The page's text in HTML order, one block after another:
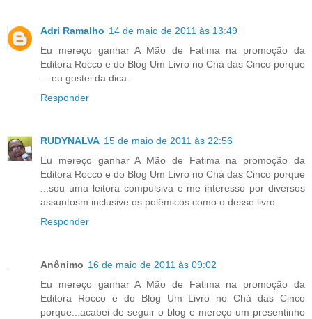
Adri Ramalho 14 de maio de 2011 às 13:49
Eu mereço ganhar A Mão de Fatima na promoção da
Editora Rocco e do Blog Um Livro no Chá das Cinco porque
... eu gostei da dica.
Responder
RUDYNALVA 15 de maio de 2011 às 22:56
Eu mereço ganhar A Mão de Fatima na promoção da
Editora Rocco e do Blog Um Livro no Chá das Cinco porque
...sou uma leitora compulsiva e me interesso por diversos
assuntosm inclusive os polêmicos como o desse livro.
Responder
Anônimo 16 de maio de 2011 às 09:02
Eu mereço ganhar A Mão de Fátima na promoção da
Editora Rocco e do Blog Um Livro no Chá das Cinco
porque...acabei de seguir o blog e mereço um presentinho